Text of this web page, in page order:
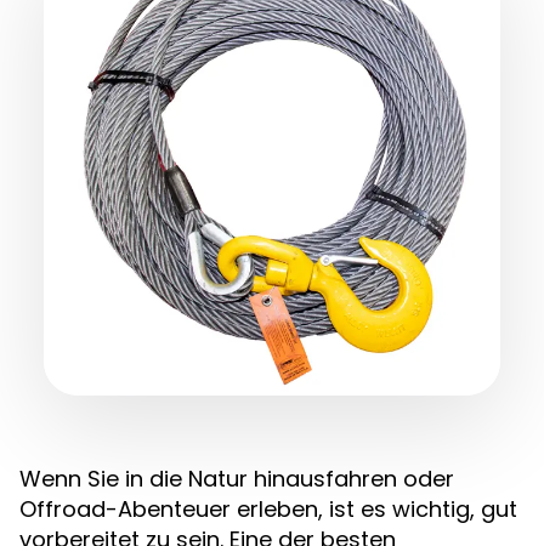
Wenn Sie in die Natur hinausfahren oder
Offroad-Abenteuer erleben, ist es wichtig, gut
vorbereitet zu sein. Eine der besten